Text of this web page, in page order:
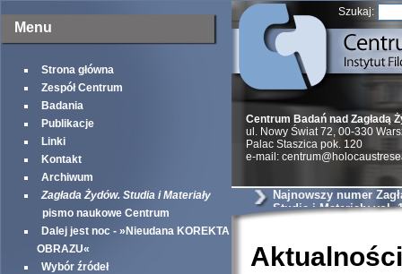
Menu
Strona główna
Zespół Centrum
Badania
Publikacje
Linki
Kontakt
Archiwum
Zagłada Żydów. Studia i Materiały
pismo naukowe Centrum
Dalej jest noc - »Nieudana KOREKTA
OBRAZU«
Wybór źródeł
Szukaj:
Centrum Badań nad Zagładą
ul. Nowy Świat 72, 00-330
Palac Staszica pok. 120
e-mail:
Najnowszy numer
Studia i Materiały vol.
Aktualności